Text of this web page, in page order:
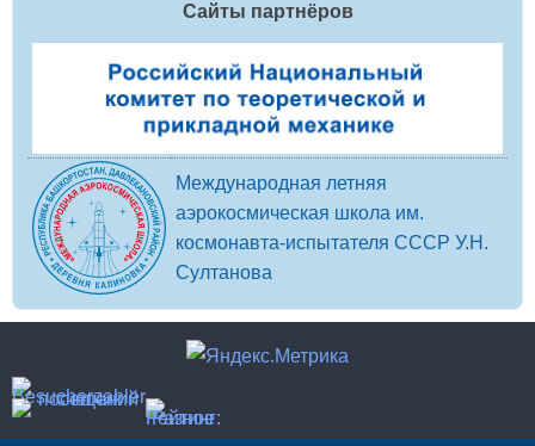
Сайты партнёров
Международная летняя
аэрокосмическая школа им.
космонавта-испытателя СССР У.Н.
Султанова